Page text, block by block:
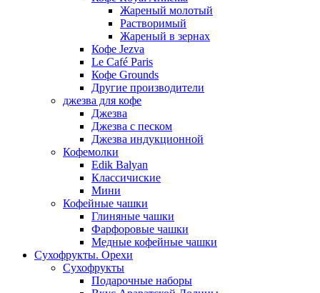
Жареный молотый
Растворимый
Жареный в зернах
Кофе Jezva
Le Café Paris
Кофе Grounds
Другие производители
джезва для кофе
Джезва
Джезва с песком
Джезва индукционной
Кофемолки
Edik Balyan
Классичиские
Мини
Кофейные чашки
Глиняные чашки
Фарфоровые чашки
Медные кофейные чашки
Сухофрукты. Орехи
Сухофрукты
Подарочные наборы